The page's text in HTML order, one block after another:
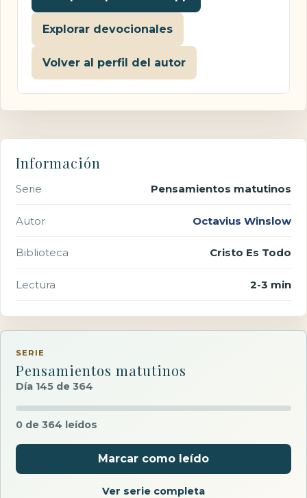
Explorar devocionales
Volver al perfil del autor
Información
Serie Pensamientos matutinos
Autor Octavius Winslow
Biblioteca Cristo Es Todo
Lectura 2-3 min
SERIE
Pensamientos matutinos
Día 145 de 364
0 de 364 leídos
Marcar como leído
Ver serie completa